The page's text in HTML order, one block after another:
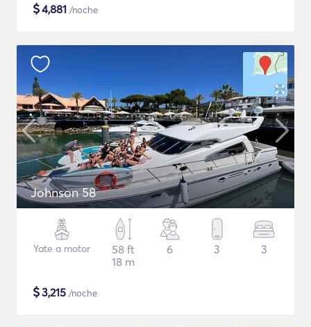
$4,881 /noche
Johnson 58
Yate a motor
58 ft
18 m
6 3 3
$3,215 /noche